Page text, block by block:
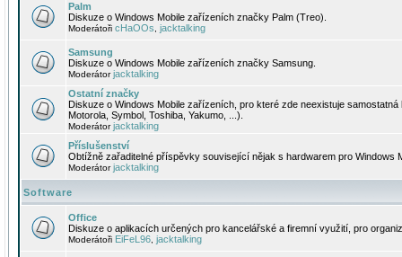
Palm
Diskuze o Windows Mobile zařízeních značky Palm (Treo).
Moderátoři cHaOOs jacktalking
Samsung
Diskuze o Windows Mobile zařízeních značky Samsung.
Moderátorjacktalking
Ostatní značky
Diskuze o Windows Mobile zařízeních, pro které zde neexistuje
Motorola, Symbol, Toshiba, Yakumo, ...).
Moderátorjacktalking
Příslušenství
Obtížně zařaditelné příspěvky související nějak s hardwarem pro Windows
Moderátorjacktalking
Software
Office
Diskuze o aplikacích určených pro kancelářské a firemní využití, pro
Moderátoři EiFeL96 jacktalking